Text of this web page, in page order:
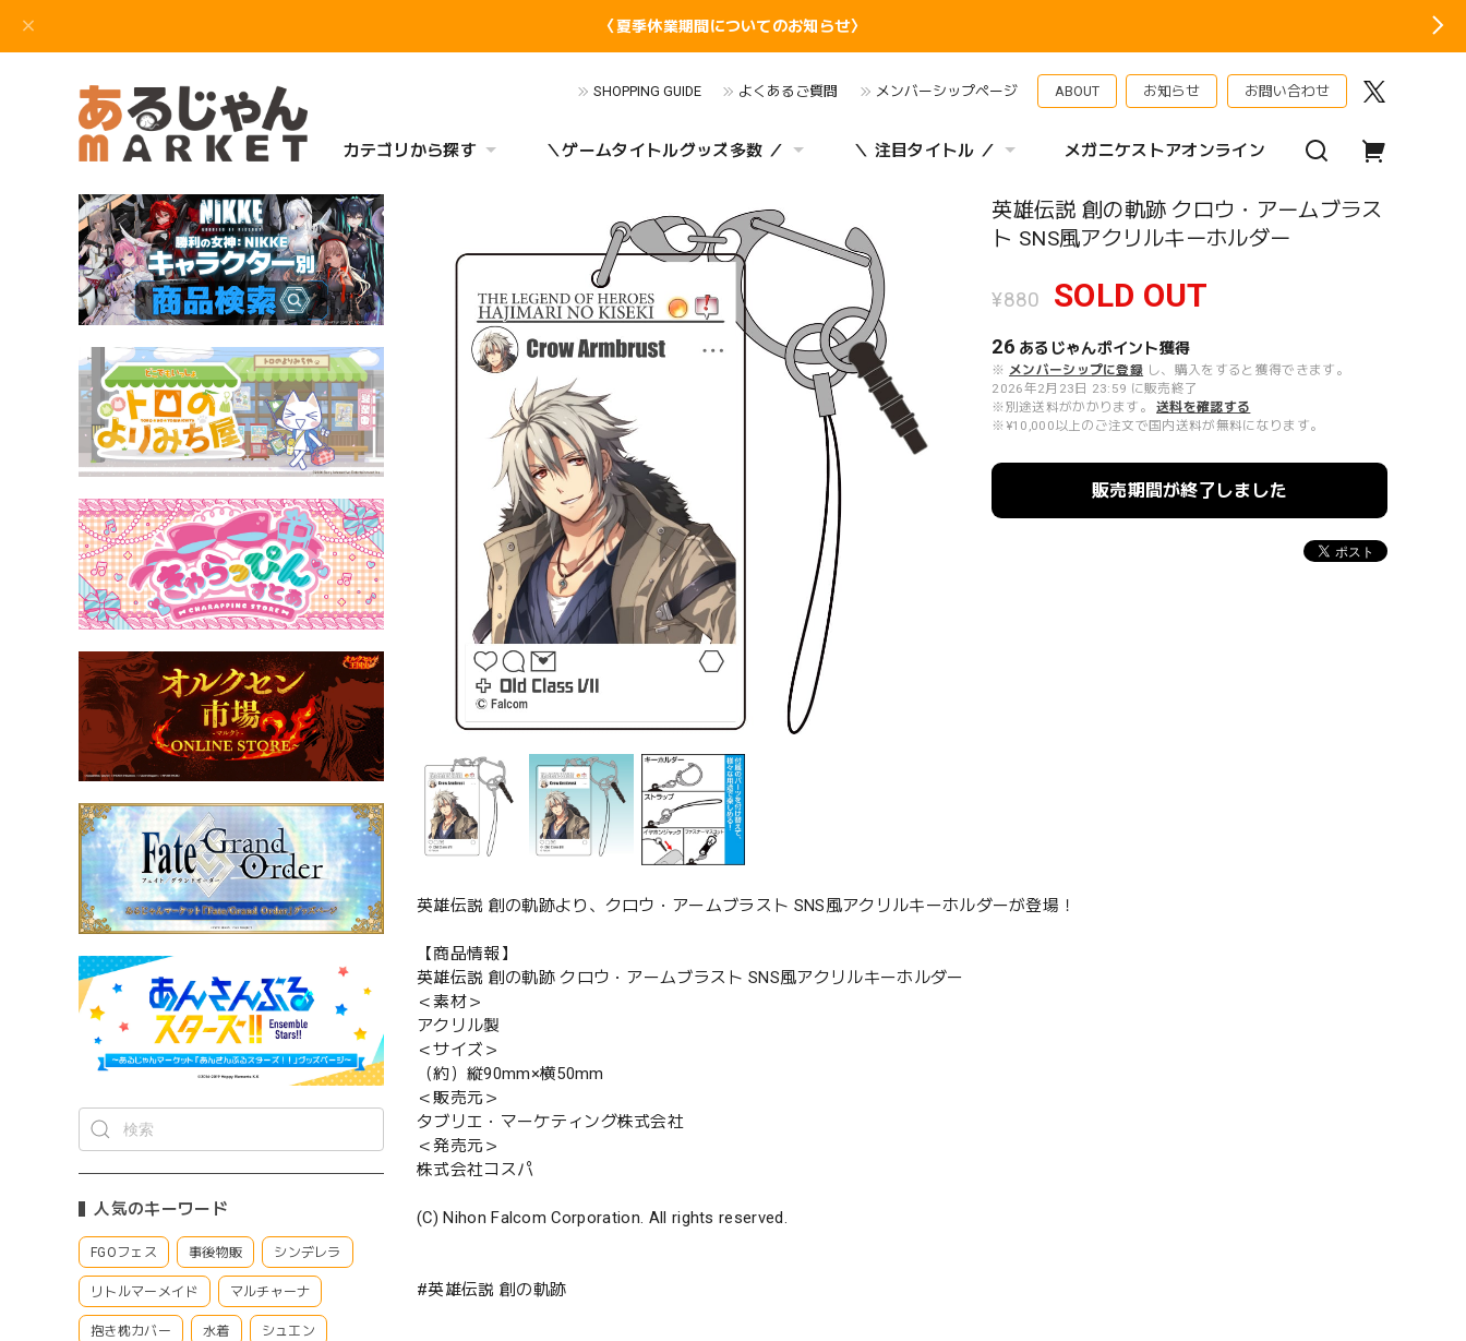
〈夏季休業期間についてのお知らせ〉
SHOPPING GUIDE よくあるご質問 メンバーシップページ ABOUT お知らせ お問い合わせ
カテゴリから探す ＼ゲームタイトルグッズ多数 ／ ＼ 注目タイトル ／ メガニケストアオンライン
人気のキーワード
FGOフェス 事後物販 シンデレラ
リトルマーメイド マルチャーナ
抱き枕カバー 水着 シュエン
英雄伝説 創の軌跡 クロウ・アームブラス
ト SNS風アクリルキーホルダー
¥880 SOLD OUT
26 あるじゃんポイント獲得
※ メンバーシップに登録 し、購入をすると獲得できます。
2026年2月23日 23:59 に販売終了
※別途送料がかかります。
送料を確認する
※¥10,000以上のご注文で国内送料が無料になります。
販売期間が終了しました
英雄伝説 創の軌跡より、クロウ・アームブラスト SNS風アクリルキーホルダーが登場！
【商品情報】
英雄伝説 創の軌跡 クロウ・アームブラスト SNS風アクリルキーホルダー
＜素材＞
アクリル製
＜サイズ＞
（約）縦90mm×横50mm
＜販売元＞
タブリエ・マーケティング株式会社
＜発売元＞
株式会社コスパ
(C) Nihon Falcom Corporation. All rights reserved.
#英雄伝説 創の軌跡